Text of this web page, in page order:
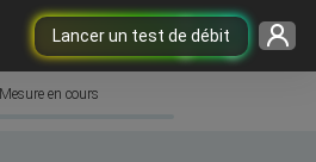
Lancer un test de débit
Mesure en cours